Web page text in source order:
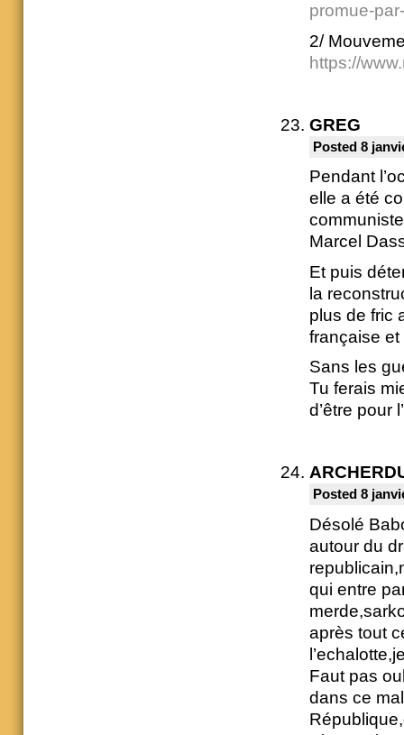
promue-
2/
https://
GREG
Posted 8
Pendant
elle a été
Marcel
Et puis
la
plus de fric
française et
Sans les
Tu ferais
d’être pour
Posted 8
Désolé
autour du
qui entre
après tout
Faut pas
dans ce